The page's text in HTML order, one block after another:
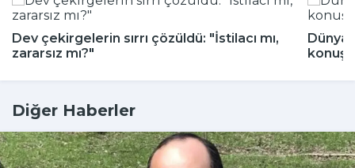
Dev çekirgelerin sırrı çözüldü: "İstilacı mı,
zararsız mı?"
Dünya
Diğer Haberler